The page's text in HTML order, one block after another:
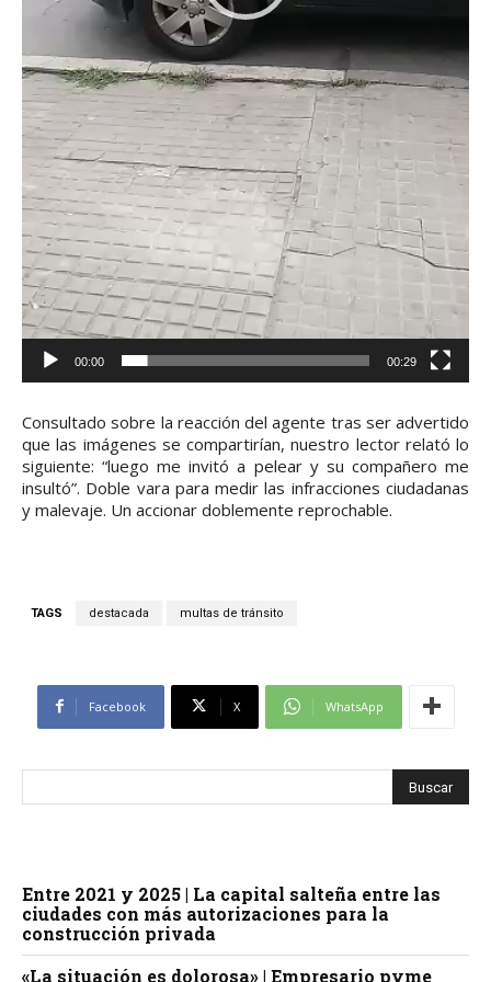
o
00:00 00:29
Consultado sobre la reacción del agente tras ser advertido
que las imágenes se compartirían, nuestro lector relató lo
siguiente: “luego me invitó a pelear y su compañero me
insultó”. Doble vara para medir las infracciones ciudadanas
y malevaje. Un accionar doblemente reprochable.
TAGS destacada multas de tránsito
Facebook X WhatsApp
Entre 2021 y 2025 | La capital salteña entre las
ciudades con más autorizaciones para la
construcción privada
«La situación es dolorosa» | Empresario pyme